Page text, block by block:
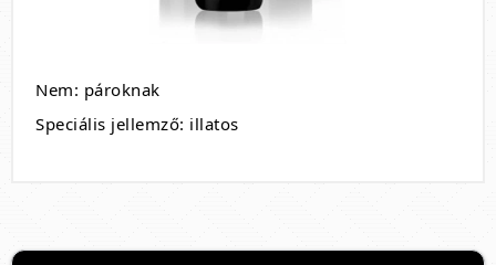
Nem: pároknak
Speciális jellemző: illatos